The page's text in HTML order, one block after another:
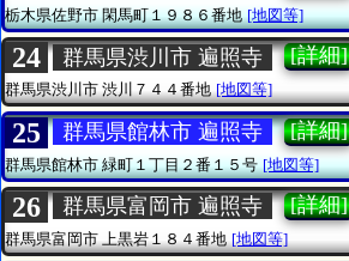
栃木県佐野市閑馬町１９８６番地 [地図等]
24 群馬県渋川市 遍照寺 [詳細]
群馬県渋川市渋川７４４番地 [地図等]
25 群馬県館林市 遍照寺 [詳細]
群馬県館林市緑町１丁目２番１５号 [地図等]
26 群馬県富岡市 遍照寺 [詳細]
群馬県富岡市 上黒岩１８４番地 [地図等]